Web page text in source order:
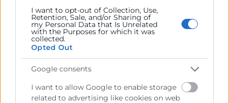
I want to opt-out of Collection, Use,
Retention, Sale, and/or Sharing of
my Personal Data that Is Unrelated
with the Purposes for which it was
collected.
Opted Out
Google consents
I want to allow Google to enable storage
related to advertising like cookies on web
de ella, lo que se traduce en una
menor rotación del personal.
Como puedes ver, el employer branding
puede convertirse en una estrategia que
atraiga al mejor talento para construir una
empresa consolidada y exitosa.